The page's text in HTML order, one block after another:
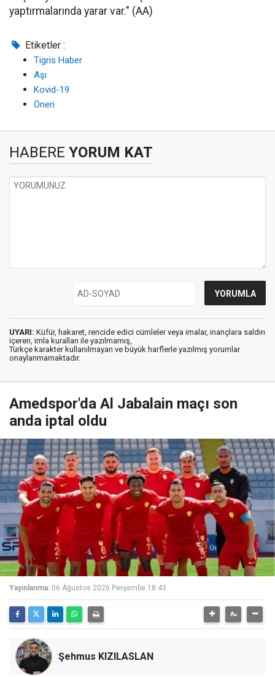
yaptırmalarında yarar var." (AA)
Etiketler :
Tigris Haber
Aşı
Kovid-19
Öneri
HABERE YORUM KAT
UYARI: Küfür, hakaret, rencide edici cümleler veya imalar, inançlara saldırı
içeren, imla kuralları ile yazılmamış,
Türkçe karakter kullanılmayan ve büyük harflerle yazılmış yorumlar
onaylanmamaktadır.
Amedspor'da Al Jabalain maçı son
anda iptal oldu
Yayınlanma: 06 Ağustos 2026 Perşembe 18:43
Şehmus KIZILASLAN